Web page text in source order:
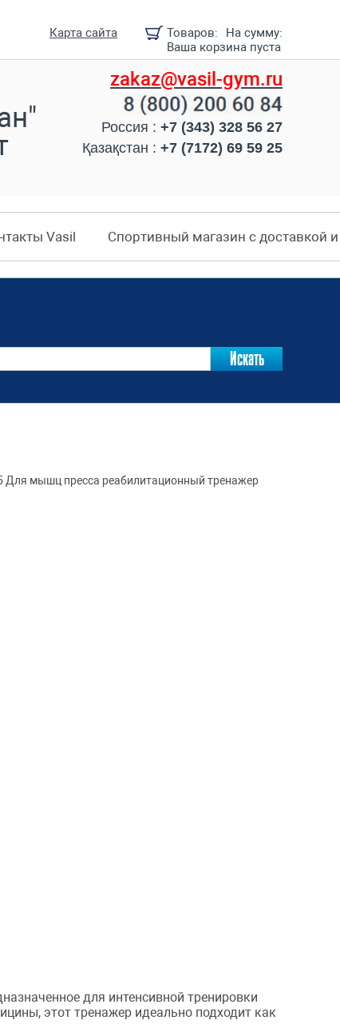
Товаров:
На сумму:
Ваша корзина пуста
Карта сайта
zakaz@vasil-gym.ru
Россия : +7 (343) 328 56 27
Қазақстан : +7 (7172) 69 59 25
Vasil Спортивный магазин с доставкой
Для мышц пресса реабилитационный тренажер
для интенсивной тренировки
этот тренажер идеально подходит как